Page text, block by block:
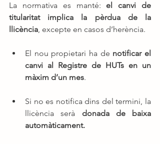
La normativa es manté: el canvi de
titularitat implica la pèrdua de la
llicència, excepte en casos d’herència.
El nou propietari ha de notificar el
canvi al Registre de HUTs en un
màxim d’un mes.
Si no es notifica dins del termini, la
llicència serà donada de baixa
automàticament.